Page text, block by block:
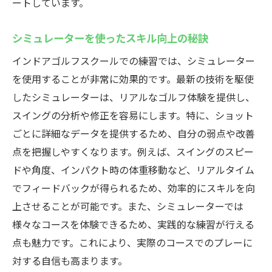
シミュレーターを使ったスキル向上の秘訣
インドアゴルフスクールでの練習では、シミュレーター
を使用することが非常に効果的です。最新の技術を駆使
したシミュレーターは、リアルなゴルフ体験を提供し、
スイングの分析や修正を容易にします。特に、ショット
ごとに詳細なデータを提供するため、自分の弱点や改善
点を把握しやすくなります。例えば、スイングのスピー
ドや角度、インパクト時の体重移動など、リアルタイム
でフィードバックが得られるため、効率的にスキルを向
上させることが可能です。また、シミュレーターでは
様々なコースを体験できるため、実践的な練習が行える
点も魅力です。これにより、実際のコースでのプレーに
対する自信も高まります。